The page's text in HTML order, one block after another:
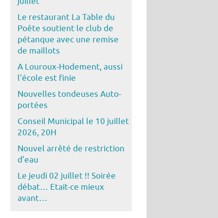
Le restaurant La Table du
Poête soutient le club de
pétanque avec une remise
de maillots
A Louroux-Hodement, aussi
l’école est finie
Nouvelles tondeuses Auto-
portées
Conseil Municipal le 10 juillet
2026, 20H
Nouvel arrêté de restriction
d’eau
Le jeudi 02 juillet !! Soirée
débat… Etait-ce mieux
avant…